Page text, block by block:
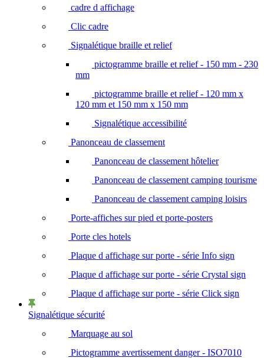
cadre d affichage
Clic cadre
Signalétique braille et relief
pictogramme braille et relief - 150 mm - 230
mm
pictogramme braille et relief - 120 mm x
120 mm et 150 mm x 150 mm
Signalétique accessibilité
Panonceau de classement
Panonceau de classement hôtelier
Panonceau de classement camping tourisme
Panonceau de classement camping loisirs
Porte-affiches sur pied et porte-posters
Porte cles hotels
Plaque d affichage sur porte - série Info sign
Plaque d affichage sur porte - série Crystal sign
Plaque d affichage sur porte - série Click sign
Signalétique sécurité
Marquage au sol
Pictogramme avertissement danger - ISO7010